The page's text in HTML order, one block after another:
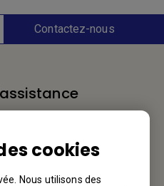
cookies
Nous utilisons des
Contactez-nous
nous